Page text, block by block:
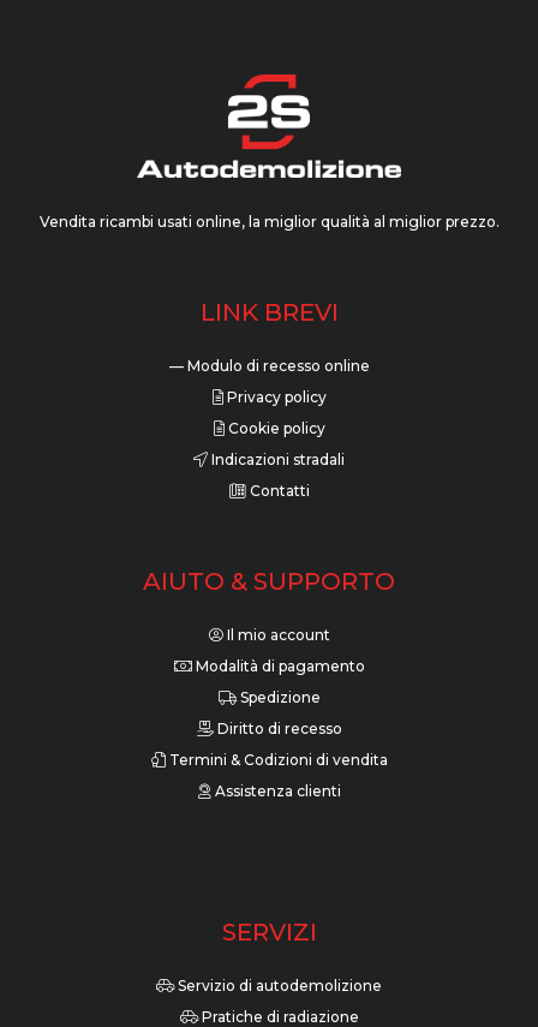
Vendita ricambi usati online, la miglior qualità al miglior prezzo.
LINK BREVI
— Modulo di recesso online
Privacy policy
Cookie policy
Indicazioni stradali
Contatti
AIUTO & SUPPORTO
Il mio account
Modalità di pagamento
Spedizione
Diritto di recesso
Termini & Codizioni di vendita
Assistenza clienti
SERVIZI
Servizio di autodemolizione
Pratiche di radiazione